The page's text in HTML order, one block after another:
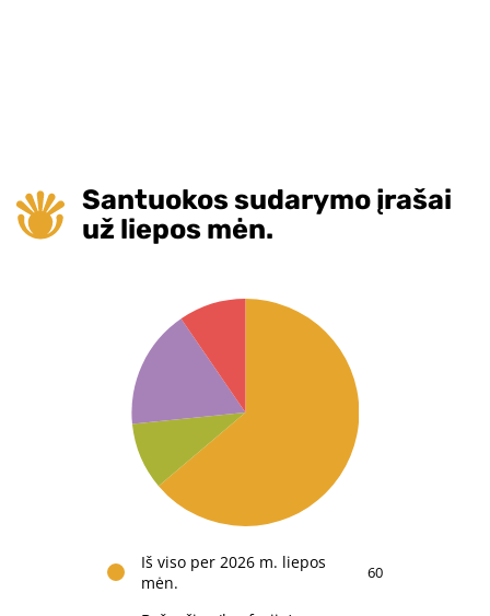
Santuokos sudarymo įrašai
už liepos mėn.
Iš viso per 2026 m. liepos
mėn.
60